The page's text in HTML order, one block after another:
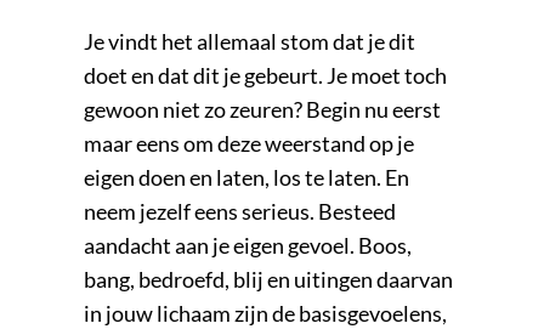
Je vindt het allemaal stom dat je dit
doet en dat dit je gebeurt. Je moet toch
gewoon niet zo zeuren? Begin nu eerst
maar eens om deze weerstand op je
eigen doen en laten, los te laten. En
neem jezelf eens serieus. Besteed
aandacht aan je eigen gevoel. Boos,
bang, bedroefd, blij en uitingen daarvan
in jouw lichaam zijn de basisgevoelens,